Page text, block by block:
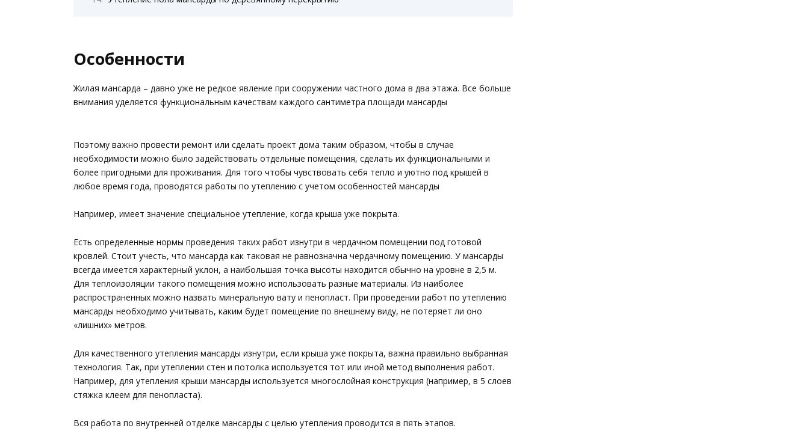
Особенности
Жилая мансарда – давно уже не редкое явление при сооружении частного дома в два этажа. Все больше
внимания уделяется функциональным качествам каждого сантиметра площади мансарды
Поэтому важно провести ремонт или сделать проект дома таким образом, чтобы в случае
необходимости можно было задействовать отдельные помещения, сделать их функциональными и
более пригодными для проживания. Для того чтобы чувствовать себя тепло и уютно под крышей в
любое время года, проводятся работы по утеплению с учетом особенностей мансарды
Например, имеет значение специальное утепление, когда крыша уже покрыта.
Есть определенные нормы проведения таких работ изнутри в чердачном помещении под готовой
кровлей. Стоит учесть, что мансарда как таковая не равнозначна чердачному помещению. У мансарды
всегда имеется характерный уклон, а наибольшая точка высоты находится обычно на уровне в 2,5 м.
Для теплоизоляции такого помещения можно использовать разные материалы. Из наиболее
распространенных можно назвать минеральную вату и пенопласт. При проведении работ по утеплению
мансарды необходимо учитывать, каким будет помещение по внешнему виду, не потеряет ли оно
«лишних» метров.
Для качественного утепления мансарды изнутри, если крыша уже покрыта, важна правильно выбранная
технология. Так, при утеплении стен и потолка используется тот или иной метод выполнения работ.
Например, для утепления крыши мансарды используется многослойная конструкция (например, в 5 слоев
стяжка клеем для пенопласта).
Вся работа по внутренней отделке мансарды с целью утепления проводится в пять этапов.